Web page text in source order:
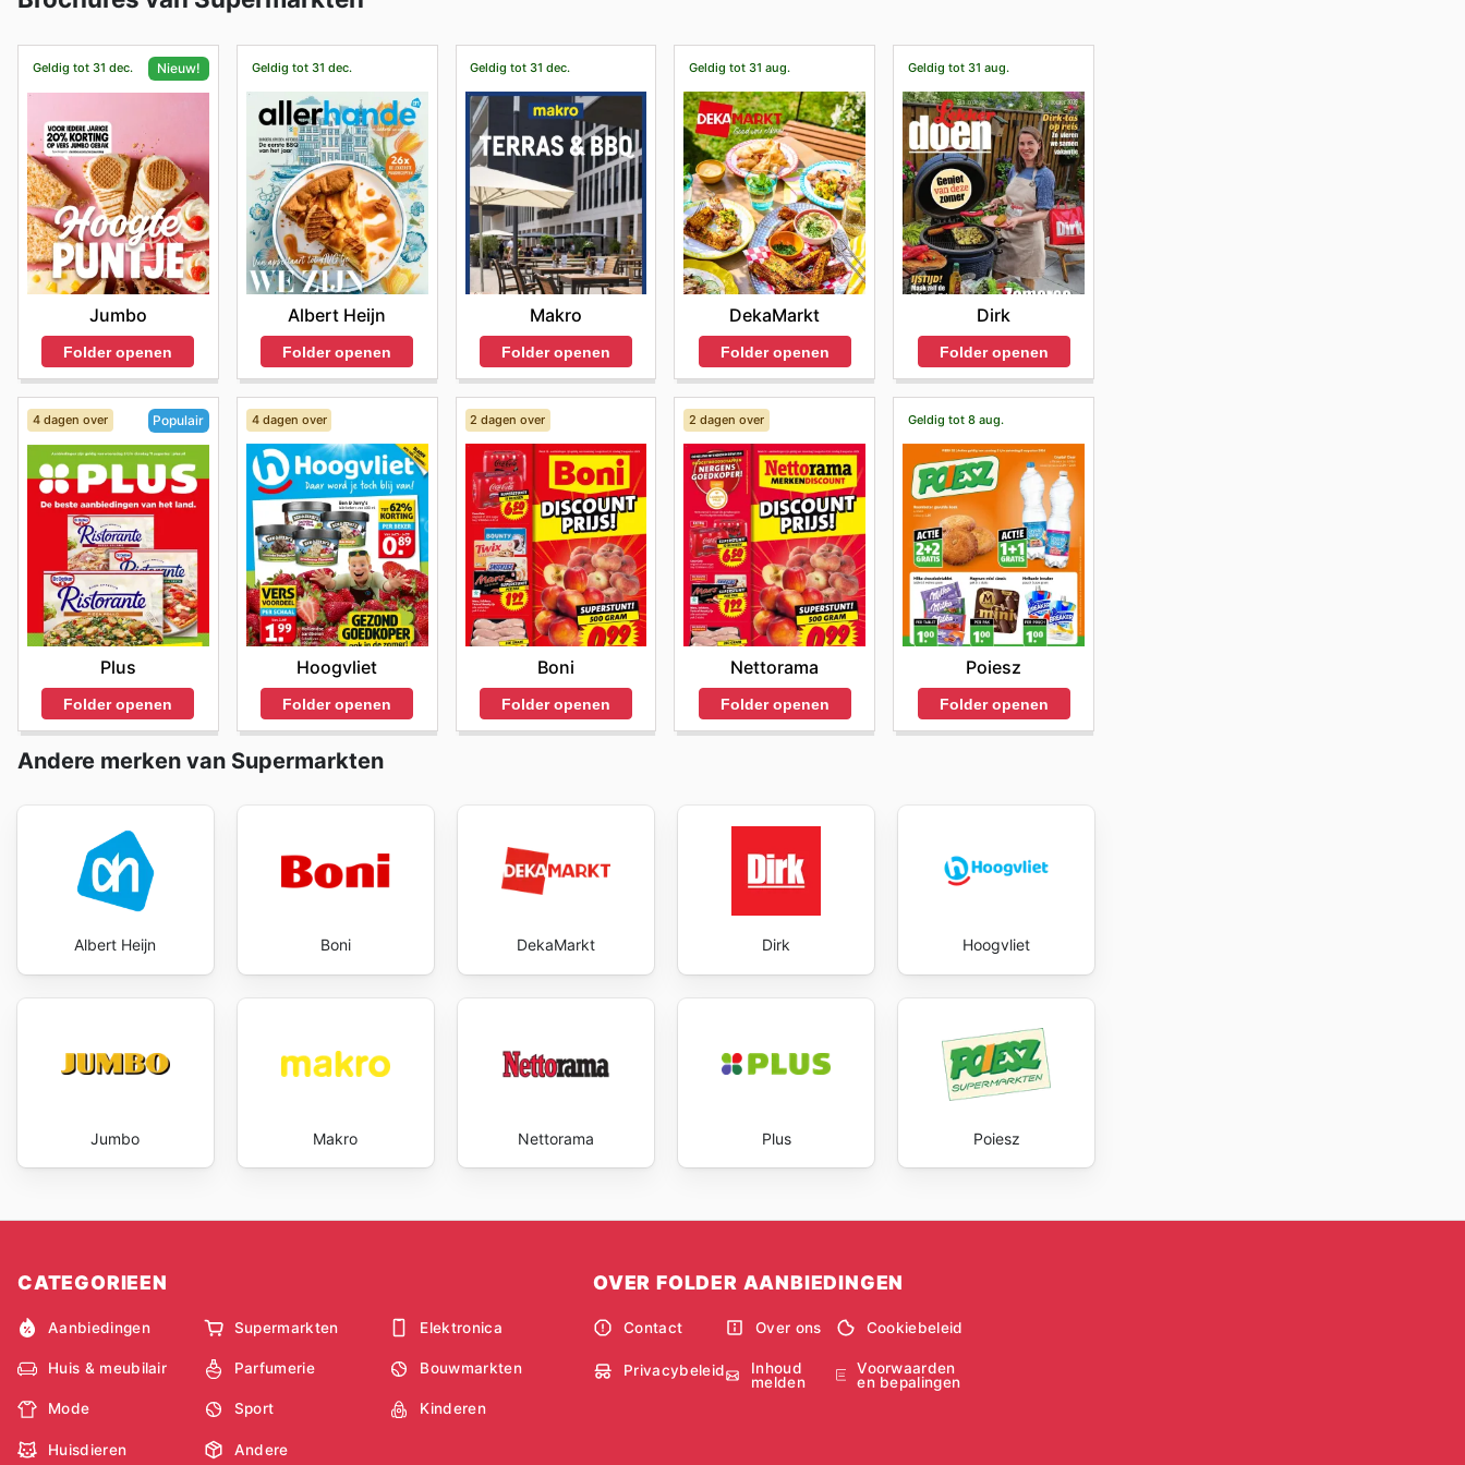
Geldig tot 31 dec. Nieuw!
Jumbo
Folder openen
Geldig tot 31 dec.
Albert Heijn
Folder openen
Geldig tot 31 dec.
Makro
Folder openen
Geldig tot 31 aug.
DekaMarkt
Folder openen
Geldig tot 31 aug.
Dirk
Folder openen
4 dagen over Populair
Plus
Folder openen
4 dagen over
Hoogvliet
Folder openen
2 dagen over
Boni
Folder openen
2 dagen over
Nettorama
Folder openen
Geldig tot 8 aug.
Poiesz
Folder openen
Andere merken van Supermarkten
Albert Heijn Boni DekaMarkt Dirk Hoogvliet
Jumbo Makro Nettorama Plus Poiesz
CATEGORIEEN
Aanbiedingen Supermarkten Elektronica
Huis & meubilair Parfumerie Bouwmarkten
Mode Sport Kinderen
Huisdieren Andere
OVER FOLDER AANBIEDINGEN
Contact Over ons Cookiebeleid
Privacybeleid
Inhoud
melden
Voorwaarden
en bepalingen